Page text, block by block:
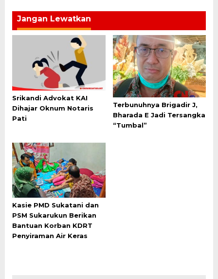
Jangan Lewatkan
Srikandi Advokat KAI
Dihajar Oknum Notaris
Pati
Terbunuhnya Brigadir J,
Bharada E Jadi Tersangka
“Tumbal”
Kasie PMD Sukatani dan
PSM Sukarukun Berikan
Bantuan Korban KDRT
Penyiraman Air Keras